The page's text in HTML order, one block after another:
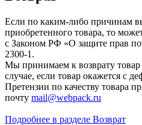
Если по каким-либо причинам
приобретенного товара, то
с Законом РФ «О защите прав
2300-1.
Мы принимаем к возврату товар
случае, если товар окажется с
Претензии по качеству товара
почту mail@webpack.ru
Подробнее в разделе Возврат